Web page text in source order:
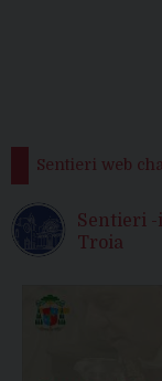
Sentieri web
Sentieri
Troia